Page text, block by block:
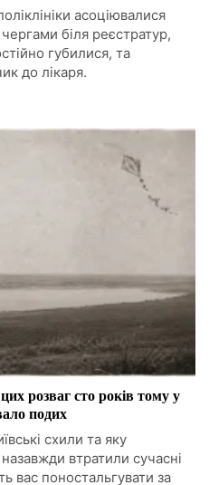
асоціювалися
біля реєстратур,
губилися, та
до лікаря.
розваг сто років тому у
подих
схили та яку
втратили сучасні
вас поностальгувати за